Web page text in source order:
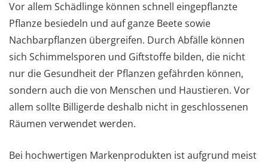
Vor allem Schädlinge können schnell eingepflanzte
Pflanze besiedeln und auf ganze Beete sowie
Nachbarpflanzen übergreifen. Durch Abfälle können
sich Schimmelsporen und Giftstoffe bilden, die nicht
nur die Gesundheit der Pflanzen gefährden können,
sondern auch die von Menschen und Haustieren. Vor
allem sollte Billigerde deshalb nicht in geschlossenen
Räumen verwendet werden.
Bei hochwertigen Markenprodukten ist aufgrund meist